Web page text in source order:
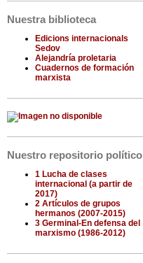
Nuestra biblioteca
Edicions internacionals
Sedov
Alejandría proletaria
Cuadernos de formación
marxista
Nuestro repositorio político
1 Lucha de clases
internacional (a partir de
2017)
2 Artículos de grupos
hermanos (2007-2015)
3 Germinal-En defensa del
marxismo (1986-2012)